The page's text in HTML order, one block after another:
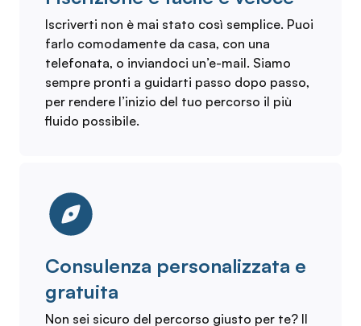
Iscriverti non è mai stato così semplice. Puoi
farlo comodamente da casa, con una
telefonata, o inviandoci un’e-mail. Siamo
sempre pronti a guidarti passo dopo passo,
per rendere l’inizio del tuo percorso il più
fluido possibile.
Consulenza personalizzata e
gratuita
Non sei sicuro del percorso giusto per te? Il